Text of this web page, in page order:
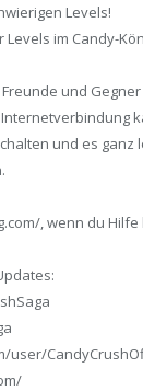
Levels!
im Candy-
und
und es ganz
, wenn du Hilfe
user/